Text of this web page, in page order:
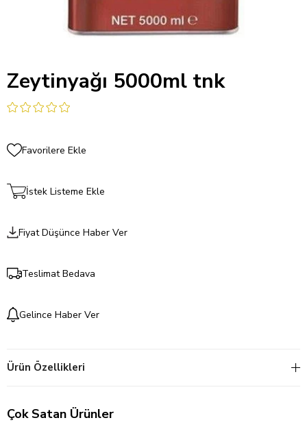
Zeytinyağı 5000ml tnk
Favorilere Ekle
İstek Listeme Ekle
Fiyat Düşünce Haber Ver
Teslimat Bedava
Gelince Haber Ver
Ürün Özellikleri
Çok Satan Ürünler